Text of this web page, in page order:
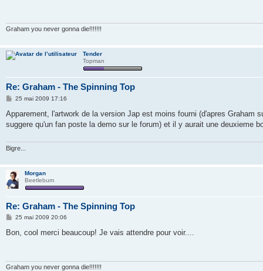
Graham you never gonna die!!!!!!!
Tender
Topman
Re: Graham - The Spinning Top
M
s
s
a
25 mai 2009 17:16
Apparement, l'artwork de la version Jap est moins fourni (d'apres Graham
suggere qu'un fan poste la demo sur le forum) et il y aurait une deuxieme
Bigre...
Morgan
Beetlebum
Re: Graham - The Spinning Top
M
s
25 mai 2009 20:06
Bon, cool merci beaucoup! Je vais attendre pour voir....
Graham you never gonna die!!!!!!!